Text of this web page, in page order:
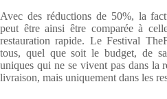
Avec des réductions de 50%, la
peut être ainsi être comparée à
restauration rapide. Le Festival
tous, quel que soit le budget, de
uniques qui ne se vivent pas dans la
livraison, mais uniquement dans les